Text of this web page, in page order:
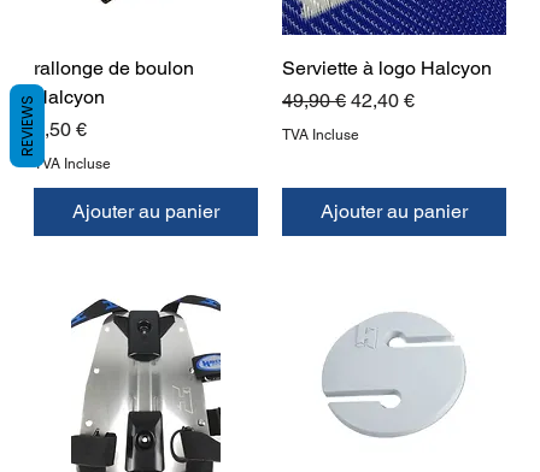
rallonge de boulon
Halcyon
Prix
7,50 €
TVA Incluse
Ajouter au panier
Serviette à logo Halcyon
Prix original
49,90 € Prix promotionnel
42,40 €
TVA Incluse
Ajouter au panier
REVIEWS